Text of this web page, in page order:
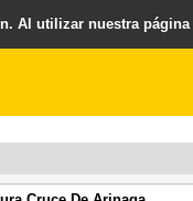
Al utilizar nuestra